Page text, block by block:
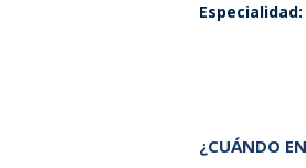
Especialidad:
¿CUÁNDO